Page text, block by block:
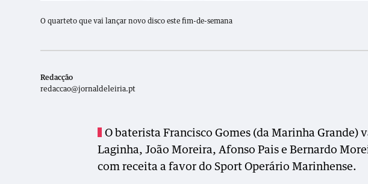
O quarteto que vai lançar novo disco este fim-de-semana
Redacção
redaccao@jornaldeleiria.pt
O baterista Francisco Gomes (da Marinha Grande)
Laginha, João Moreira, Afonso Pais e Bernardo
com receita a favor do Sport Operário Marinhense.